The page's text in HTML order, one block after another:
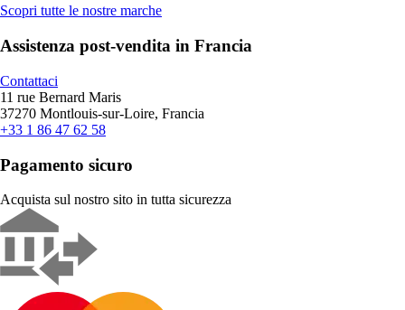
Scopri tutte le nostre marche
Assistenza post-vendita in Francia
Contattaci
11 rue Bernard Maris
37270 Montlouis-sur-Loire, Francia
+33 1 86 47 62 58
Pagamento sicuro
Acquista sul nostro sito in tutta sicurezza